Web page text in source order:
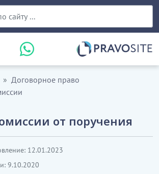
Договорное право
от поручения
12.01.2023
9.10.2020